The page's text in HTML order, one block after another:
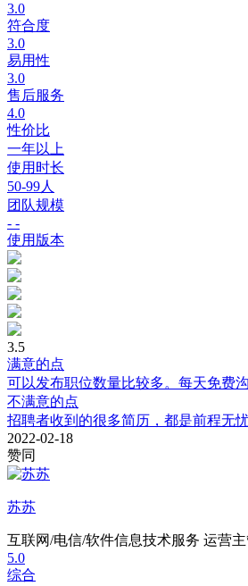
3.0
符合度
3.0
易用性
3.0
售后服务
4.0
性价比
一年以上
使用时长
50-99人
团队规模
- -
使用版本
3.5
满意的点
可以发布职位数量比较多。每天免费
不满意的点
招聘者收到的很多简历，都是前程无
2022-02-18
赞同
苏苏
互联网/电信/软件信息技术服务 运营
5.0
综合